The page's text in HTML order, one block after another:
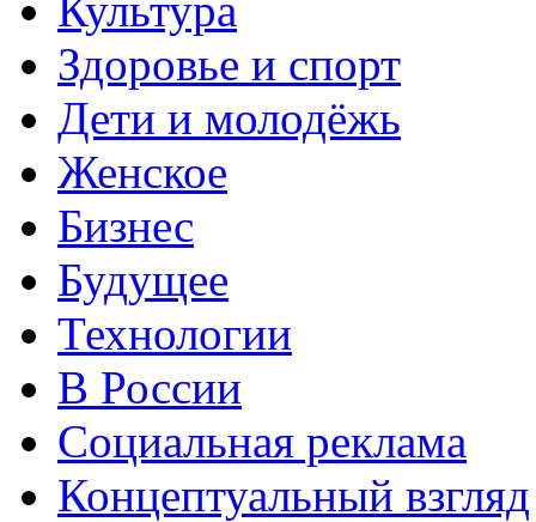
Здоровье и спорт
Дети и молодёжь
Женское
Бизнес
Будущее
Технологии
В России
Социальная реклама
Концептуальный взгляд